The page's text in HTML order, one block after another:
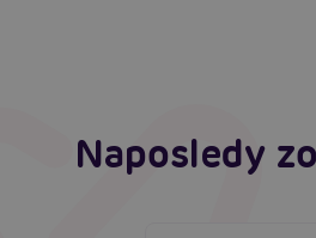
Naposledy